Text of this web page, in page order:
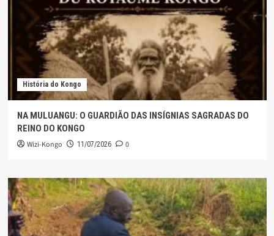
História do Kongo
NA MULUANGU: O GUARDIÃO DAS INSÍGNIAS SAGRADAS DO
REINO DO KONGO
Wizi-Kongo 11/07/2026 0